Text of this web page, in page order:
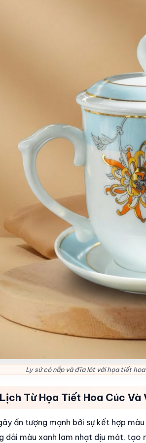
Ly sứ có nắp và đĩa lót với họa tiết
Từ Họa Tiết Hoa Cúc Và
ấn tượng mạnh bởi sự kết hợp
dải màu xanh lam nhạt dịu mát,